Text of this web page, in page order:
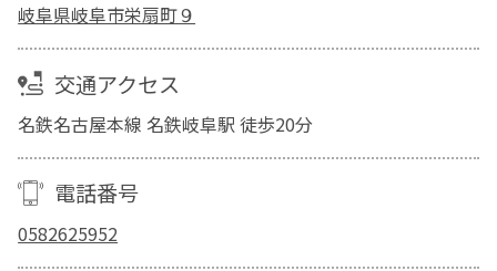
岐阜県岐阜市栄扇町９
交通アクセス
名鉄名古屋本線 名鉄岐阜駅 徒歩20分
電話番号
0582625952